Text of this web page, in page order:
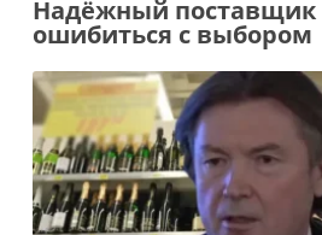
Надёжный поставщик
ошибиться с выбором